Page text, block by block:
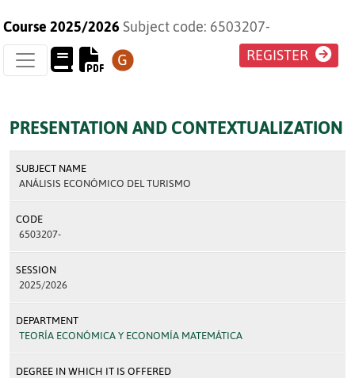
Course 2025/2026 Subject code: 6503207-
REGISTER
PRESENTATION AND CONTEXTUALIZATION
SUBJECT NAME
ANÁLISIS ECONÓMICO DEL TURISMO
CODE
6503207-
SESSION
2025/2026
DEPARTMENT
TEORÍA ECONÓMICA Y ECONOMÍA MATEMÁTICA
DEGREE IN WHICH IT IS OFFERED